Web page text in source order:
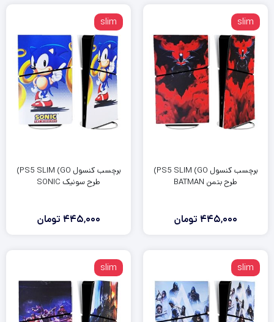
slim
برچسب کنسول PS5 SLIM (GO)
طرح بتمن BATMAN
445,000 تومان
slim
برچسب کنسول PS5 SLIM (GO)
طرح سونیک SONIC
445,000 تومان
slim
slim